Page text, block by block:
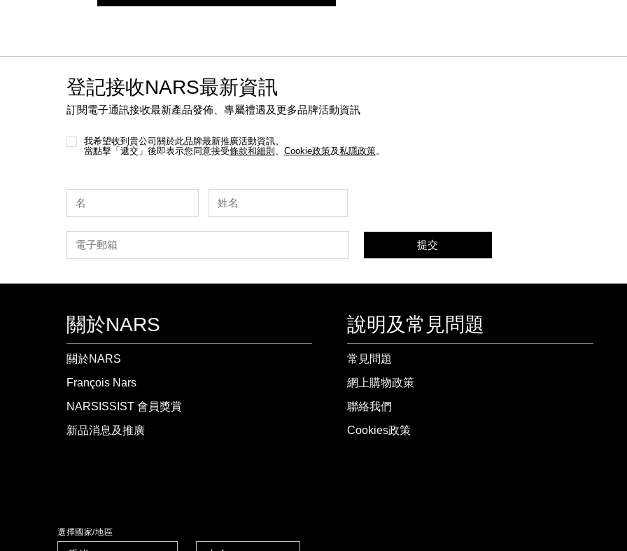
登記接收NARS最新資訊
訂閱電子通訊接收最新產品發佈、專屬禮遇及更多品牌活動資訊
我希望收到貴公司關於此品牌最新推廣活動資訊。
當點擊「遞交」後即表示您同意接受條款和細則 、 Cookie政策及私隱政策。
提交
關於NARS
關於NARS
François Nars
NARSISSIST 會員獎賞
新品消息及推廣
說明及常見問題
常見問題
網上購物政策
聯絡我們
Cookies政策
選擇國家/地區